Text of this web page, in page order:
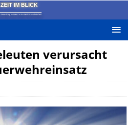
ZEIT IM BLICK
News-Blog mit dem kritischen Blick auf die Zeit!
verursacht